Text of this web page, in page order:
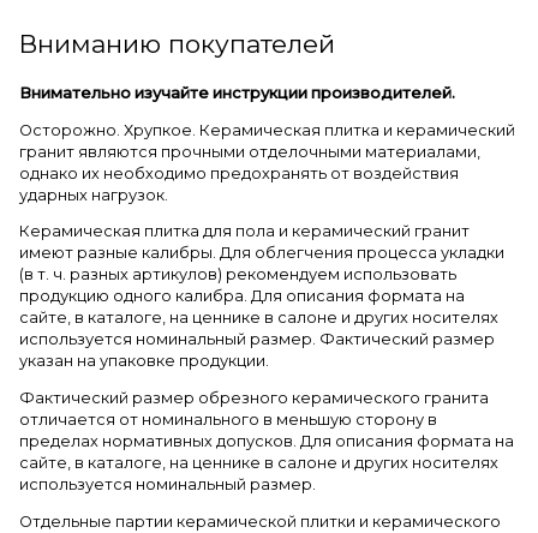
Вниманию покупателей
Внимательно изучайте инструкции производителей.
Осторожно. Хрупкое. Керамическая плитка и керамический
гранит являются прочными отделочными материалами,
однако их необходимо предохранять от воздействия
ударных нагрузок.
Керамическая плитка для пола и керамический гранит
имеют разные калибры. Для облегчения процесса укладки
(в т. ч. разных артикулов) рекомендуем использовать
продукцию одного калибра. Для описания формата на
сайте, в каталоге, на ценнике в салоне и других носителях
используется номинальный размер. Фактический размер
указан на упаковке продукции.
Фактический размер обрезного керамического гранита
отличается от номинального в меньшую сторону в
пределах нормативных допусков. Для описания формата на
сайте, в каталоге, на ценнике в салоне и других носителях
используется номинальный размер.
Отдельные партии керамической плитки и керамического